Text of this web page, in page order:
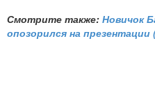
Смотрите также: Новичок
опозорился на